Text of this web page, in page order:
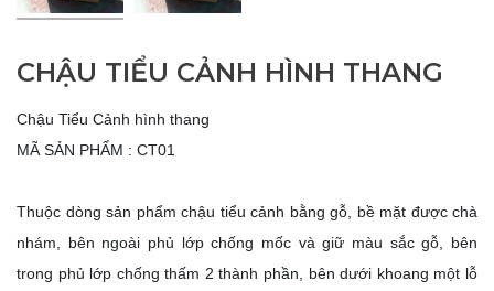
CHẬU TIỂU CẢNH HÌNH THANG
Chậu Tiểu Cảnh hình thang
MÃ SẢN PHẨM : CT01
Thuộc dòng sản phẩm chậu tiểu cảnh bằng gỗ, bề mặt được chà
nhám, bên ngoài phủ lớp chống mốc và giữ màu sắc gỗ, bên
trong phủ lớp chống thấm 2 thành phần, bên dưới khoang một lỗ